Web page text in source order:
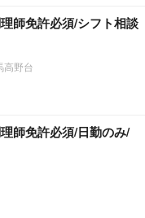
師免許必須/シフト相談
高野台
師免許必須/日勤のみ/